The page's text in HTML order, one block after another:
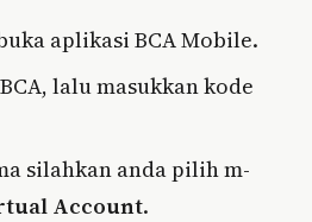
aplikasi BCA Mobile.
lalu masukkan kode
silahkan anda pilih m-
Account.